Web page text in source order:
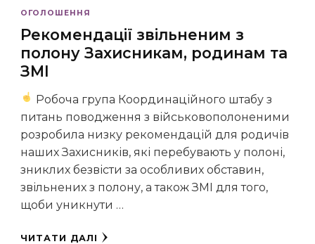
ОГОЛОШЕННЯ
Рекомендації звільненим з
полону Захисникам, родинам та
ЗМІ
Робоча група Координаційного штабу з
питань поводження з військовополоненими
розробила низку рекомендацій для родичів
наших Захисників, які перебувають у полоні,
зниклих безвісти за особливих обставин,
звільнених з полону, а також ЗМІ для того,
щоби уникнути …
ЧИТАТИ ДАЛІ